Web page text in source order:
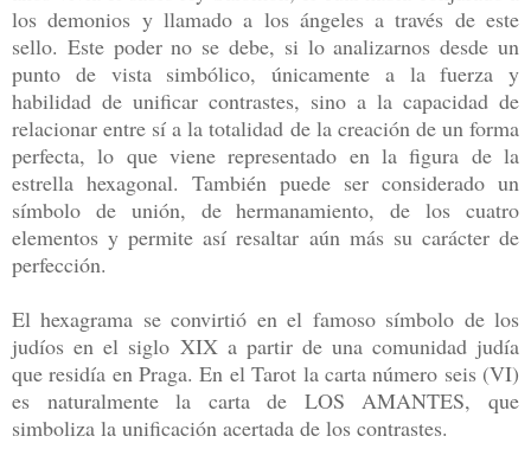
los demonios y llamado a los ángeles a través de este
sello. Este poder no se debe, si lo analizarnos desde un
punto de vista simbólico, únicamente a la fuerza y
habilidad de unificar contrastes, sino a la capacidad de
relacionar entre sí a la totalidad de la creación de un forma
perfecta, lo que viene representado en la figura de la
estrella hexagonal. También puede ser considerado un
símbolo de unión, de hermanamiento, de los cuatro
elementos y permite así resaltar aún más su carácter de
perfección.
El hexagrama se convirtió en el famoso símbolo de los
judíos en el siglo XIX a partir de una comunidad judía
que residía en Praga. En el Tarot la carta número seis (VI)
es naturalmente la carta de LOS AMANTES, que
simboliza la unificación acertada de los contrastes.